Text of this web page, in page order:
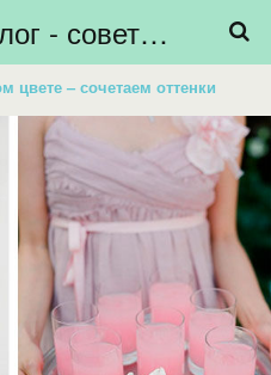
Свадебный блог - советы невестам, подготовка к свадьбе - HiBride
цвете – сочетаем оттенки